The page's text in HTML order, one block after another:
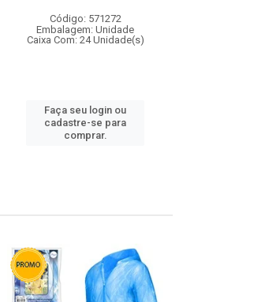
Código: 571272
Embalagem: Unidade
Caixa Com: 24 Unidade(s)
Faça seu login ou
cadastre-se para
comprar.